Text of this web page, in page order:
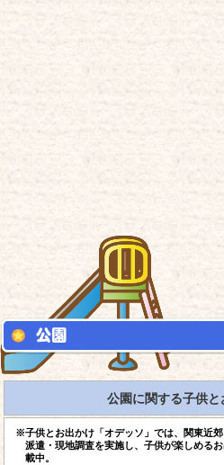
公園に関する子供と
※子供とお出かけ「オデッソ」では、関東近
派遣・現地調査を実施し、子供が楽しめる
載中。